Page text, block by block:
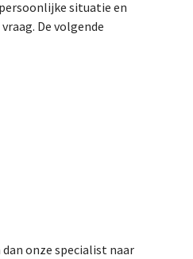
situatie en
De volgende
onze specialist naar